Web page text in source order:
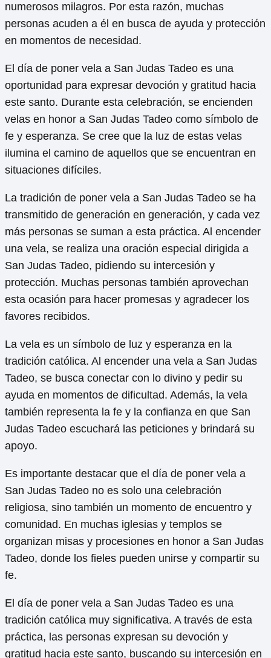
numerosos milagros. Por esta razón, muchas
personas acuden a él en busca de ayuda y protección
en momentos de necesidad.
El día de poner vela a San Judas Tadeo es una
oportunidad para expresar devoción y gratitud hacia
este santo. Durante esta celebración, se encienden
velas en honor a San Judas Tadeo como símbolo de
fe y esperanza. Se cree que la luz de estas velas
ilumina el camino de aquellos que se encuentran en
situaciones difíciles.
La tradición de poner vela a San Judas Tadeo se ha
transmitido de generación en generación, y cada vez
más personas se suman a esta práctica. Al encender
una vela, se realiza una oración especial dirigida a
San Judas Tadeo, pidiendo su intercesión y
protección. Muchas personas también aprovechan
esta ocasión para hacer promesas y agradecer los
favores recibidos.
La vela es un símbolo de luz y esperanza en la
tradición católica. Al encender una vela a San Judas
Tadeo, se busca conectar con lo divino y pedir su
ayuda en momentos de dificultad. Además, la vela
también representa la fe y la confianza en que San
Judas Tadeo escuchará las peticiones y brindará su
apoyo.
Es importante destacar que el día de poner vela a
San Judas Tadeo no es solo una celebración
religiosa, sino también un momento de encuentro y
comunidad. En muchas iglesias y templos se
organizan misas y procesiones en honor a San Judas
Tadeo, donde los fieles pueden unirse y compartir su
fe.
El día de poner vela a San Judas Tadeo es una
tradición católica muy significativa. A través de esta
práctica, las personas expresan su devoción y
gratitud hacia este santo, buscando su intercesión en